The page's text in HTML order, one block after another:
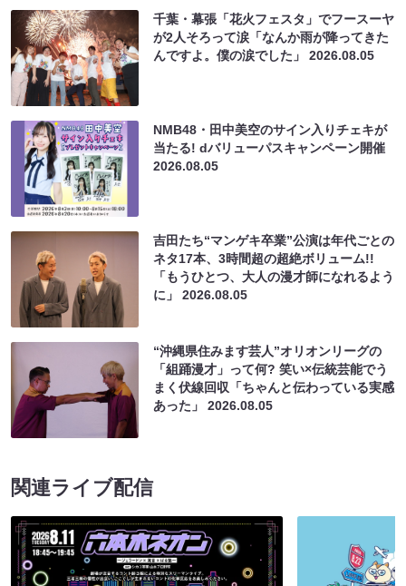
千葉・幕張「花火フェスタ」でフースーヤ
が2人そろって涙「なんか雨が降ってきた
んですよ。僕の涙でした」2026.08.05
NMB48・田中美空のサイン入りチェキが
当たる! dバリューパスキャンペーン開催
2026.08.05
吉田たち“マンゲキ卒業”公演は年代ごとの
ネタ17本、3時間超の超絶ボリューム!!
「もうひとつ、大人の漫才師になれるよう
に」2026.08.05
“沖縄県住みます芸人”オリオンリーグの
「組踊漫才」って何? 笑い×伝統芸能でう
まく伏線回収「ちゃんと伝わっている実感
あった」2026.08.05
関連ライブ配信